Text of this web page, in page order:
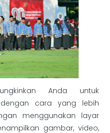
Anda untuk
cara yang lebih
menggunakan layar
gambar, video,